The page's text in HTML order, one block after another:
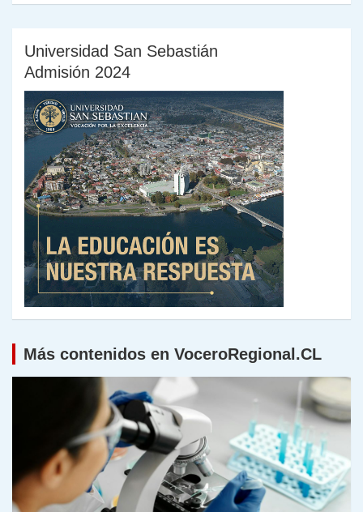
Universidad San Sebastián
Admisión 2024
Más contenidos en VoceroRegional.CL